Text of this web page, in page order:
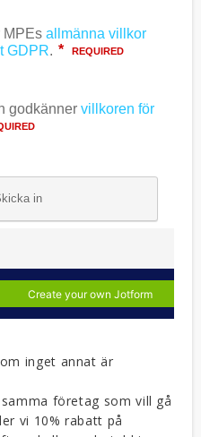
inget annat är
företag som vill gå
vi 10% rabatt på